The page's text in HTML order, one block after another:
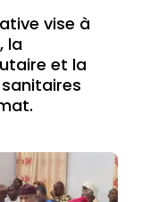
vise à
la
et la